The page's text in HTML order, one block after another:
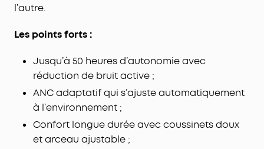
Conçu pour un confort tout au long de la journée :
soulagement de la pression du Space One Pro et
ses oreillettes en mousse à relaxation font du
confort une priorité, même pendant les longues
sessions d'écoute.
l’autre.
Les points forts :
Jusqu’à 50 heures d’autonomie avec
réduction de bruit active ;
ANC adaptatif qui s’ajuste automatiquement
à l’environnement ;
Confort longue durée avec coussinets doux
et arceau ajustable ;